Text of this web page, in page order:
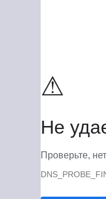
⚠
Не
Проверьте,